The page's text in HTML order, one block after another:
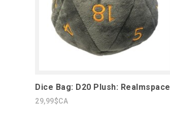
Dice Bag: D20 Plush: Realmspace
29,99$CA